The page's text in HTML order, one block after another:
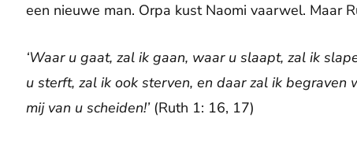
een nieuwe man. Orpa kust Naomi vaarwel. Maar
‘Waar u gaat, zal ik gaan, waar u slaapt, zal ik
u sterft, zal ik ook sterven, en daar zal ik
mij van u scheiden!’ (Ruth 1: 16, 17)